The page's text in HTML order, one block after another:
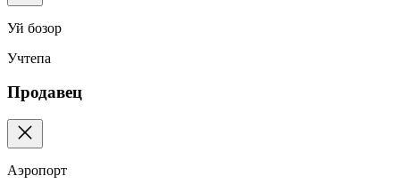
Уй бозор
Учтепа
Продавец
Аэропорт